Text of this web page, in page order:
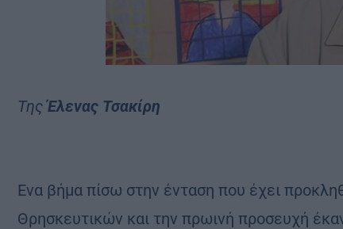
ΤηςΈλενας Τσακίρη
Ενα βήμα πίσω στην ένταση που έχει
Θρησκευτικών και την πρωινή προσευχή